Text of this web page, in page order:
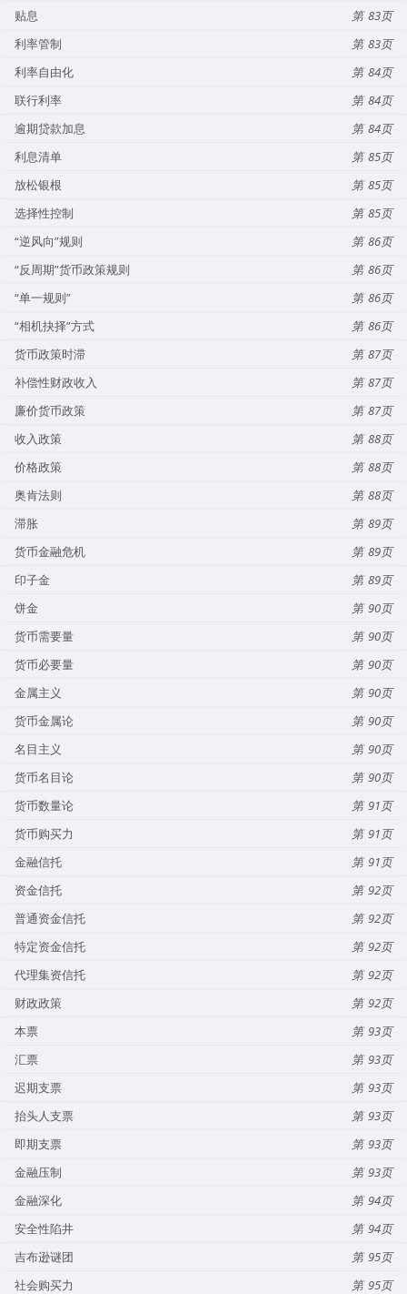
贴息
83
利率管制
83
利率自由化
84
联行利率
84
逾期贷款加息
84
利息清单
85
放松银根
85
选择性控制
85
“逆风向”规则
86
“反周期”货币政策规则
86
“单一规则”
86
“相机抉择”方式
86
货币政策时滞
87
补偿性财政收入
87
廉价货币政策
87
收入政策
88
价格政策
88
奥肯法则
88
滞胀
89
货币金融危机
89
印子金
89
饼金
90
货币需要量
90
货币必要量
90
金属主义
90
货币金属论
90
名目主义
90
货币名目论
90
货币数量论
91
货币购买力
91
金融信托
91
资金信托
92
普通资金信托
92
特定资金信托
92
代理集资信托
92
财政政策
92
本票
93
汇票
93
迟期支票
93
抬头人支票
93
即期支票
93
金融压制
93
金融深化
94
安全性陷井
94
吉布逊谜团
95
社会购买力
95